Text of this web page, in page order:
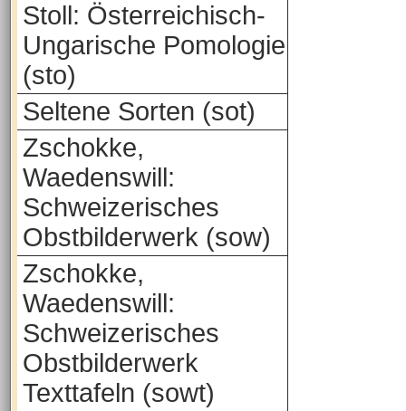
Stoll: Österreichisch-
Ungarische Pomologie
(sto)
Seltene Sorten (sot)
Zschokke,
Waedenswill:
Schweizerisches
Obstbilderwerk (sow)
Zschokke,
Waedenswill:
Schweizerisches
Obstbilderwerk
Texttafeln (sowt)